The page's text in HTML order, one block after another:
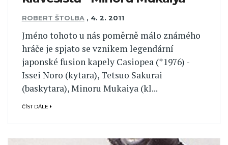
ROBERT ŠTOLBA , 4. 2. 2011
Jméno tohoto u nás poměrně málo známého
hráče je spjato se vznikem legendární
japonské fusion kapely Casiopea (*1976) -
Issei Noro (kytara), Tetsuo Sakurai
(baskytara), Minoru Mukaiya (kl...
ČÍST DÁLE